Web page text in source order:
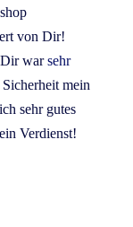
von Dir!
warsehr
mein
sehr gutes
Verdienst!